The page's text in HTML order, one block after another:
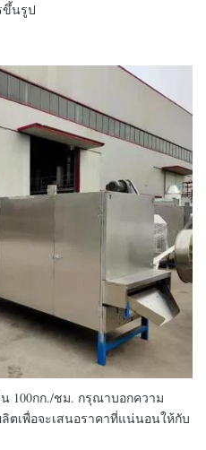
ขึ้นรูป
100กก./ชม. กรุณาบอกความ
ตเพื่อจะเสนอราคาที่แน่นอนให้กับ